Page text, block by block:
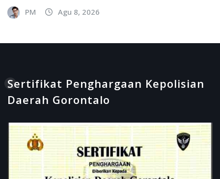
PM Agu 8, 2026
Sertifikat Penghargaan Kepolisian
Daerah Gorontalo